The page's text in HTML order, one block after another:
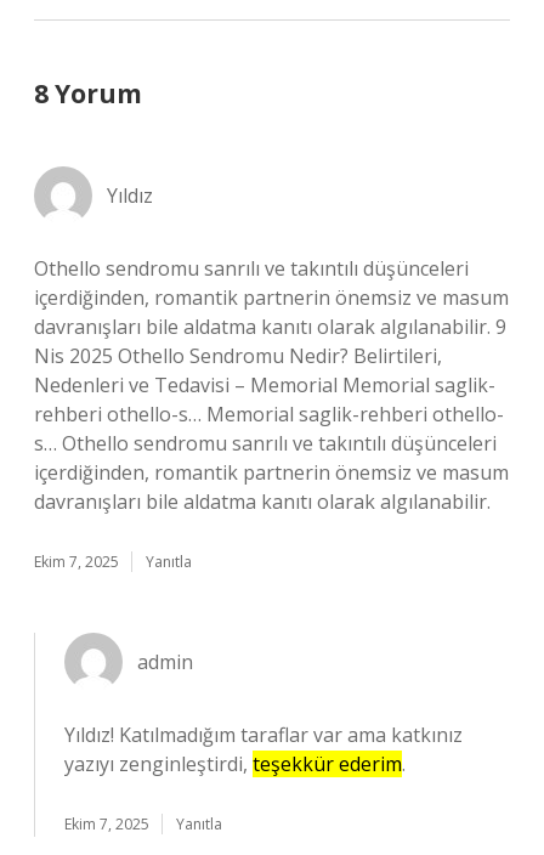
8 Yorum
Yıldız
Othello sendromu sanrılı ve takıntılı düşünceleri
içerdiğinden, romantik partnerin önemsiz ve masum
davranışları bile aldatma kanıtı olarak algılanabilir. 9
Nis 2025 Othello Sendromu Nedir? Belirtileri,
Nedenleri ve Tedavisi – Memorial Memorial saglik-
rehberi othello-s… Memorial saglik-rehberi othello-
s… Othello sendromu sanrılı ve takıntılı düşünceleri
içerdiğinden, romantik partnerin önemsiz ve masum
davranışları bile aldatma kanıtı olarak algılanabilir.
Ekim 7, 2025 Yanıtla
admin
Yıldız! Katılmadığım taraflar var ama katkınız
yazıyı zenginleştirdi, teşekkür ederim.
Ekim 7, 2025 Yanıtla